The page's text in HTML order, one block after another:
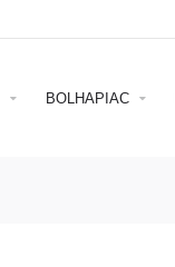
BOLHAPIAC